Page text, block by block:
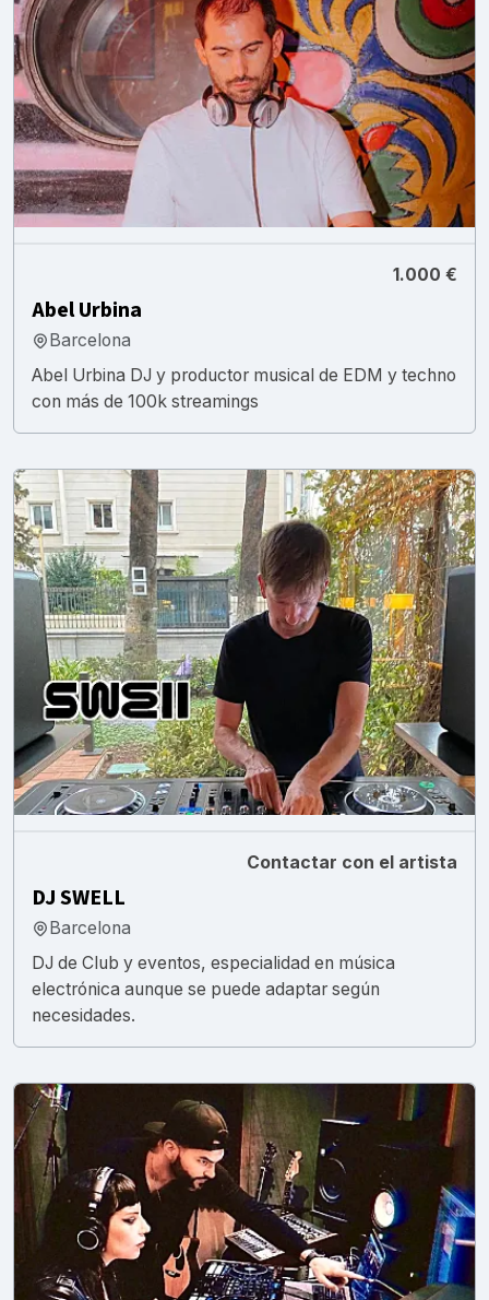
1.000 €
Abel Urbina
Barcelona
Abel Urbina DJ y productor musical de EDM y techno
con más de 100k streamings
Contactar con el artista
DJ SWELL
Barcelona
DJ de Club y eventos, especialidad en música
electrónica aunque se puede adaptar según
necesidades.